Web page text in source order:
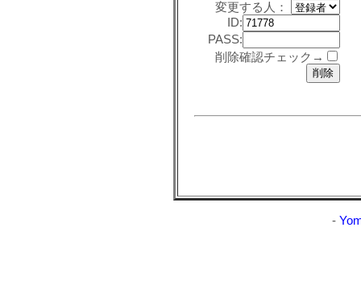
変更する人：
ID:
PASS:
削除確認チェック→
-